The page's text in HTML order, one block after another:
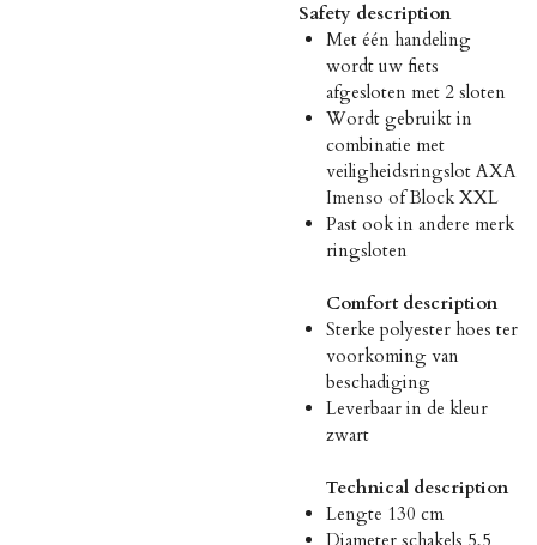
Safety description
Met één handeling
wordt uw fiets
afgesloten met 2 sloten
Wordt gebruikt in
combinatie met
veiligheidsringslot AXA
Imenso of Block XXL
Past ook in andere merk
ringsloten
Comfort description
Sterke polyester hoes ter
voorkoming van
beschadiging
Leverbaar in de kleur
zwart
Technical description
Lengte 130 cm